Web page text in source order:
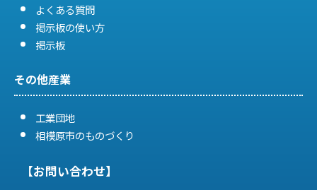
よくある質問
掲示板の使い方
掲示板
その他産業
工業団地
相模原市のものづくり
【お問い合わせ】